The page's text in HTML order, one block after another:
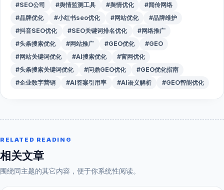
#SEO公司
#舆情监测工具 #舆情优化
#闻传网络
#品牌优化
#小红书seo优化 #网站优化
#品牌维护
#抖音SEO优化
#SEO关键词排名优化
#网络推广
#头条搜索优化
#网站推广 #GEO优化
#GEO
#网站关键词优化
#AI搜索优化
#官网优化
#头条搜索关键词优化
#问鼎GEO优化
#GEO优化指南
#企业数字营销
#AI答案引用率 #AI语义解析 #GEO智能优化
RELATED READING
相关文章
围绕同主题的其它内容，便于你系统性阅读。